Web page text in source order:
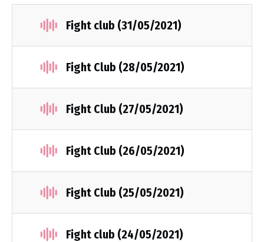
Fight club (31/05/2021)
Fight Club (28/05/2021)
Fight Club (27/05/2021)
Fight Club (26/05/2021)
Fight Club (25/05/2021)
Fight club (24/05/2021)